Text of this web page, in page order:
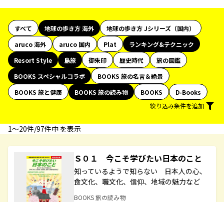
すべて 地球の歩き方 海外
地球の歩き方 Jシリーズ（国内）
aruco 海外
aruco 国内 Plat
ランキング&テクニック
Resort Style
島旅 御朱印 歴史時代
旅の図鑑
BOOKS スペシャルコラボ
BOOKS 旅の名言＆絶景
BOOKS 旅と健康
BOOKS 旅の読み物 BOOKS
D-Books
絞り込み条件を追加
1〜20件/97件中 を表示
Ｓ０１ 今こそ学びたい日本のこと
知っているようで知らない 日本人の心、
食文化、職文化、信仰、地域の魅力など
BOOKS 旅の読み物